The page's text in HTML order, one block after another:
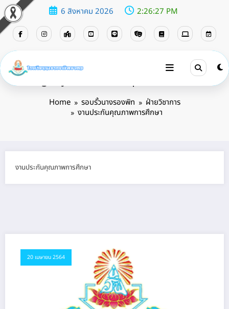
6 สิงหาคม 2026 2:26:27 PM
Category: งานประกันคุณภาพการศึกษา
Home รอบรั้วนางรองพิท
ฝ่ายวิชาการ
งานประกันคุณภาพการศึกษา
งานประกันคุณภาพการศึกษา
20 เมษายน 2564